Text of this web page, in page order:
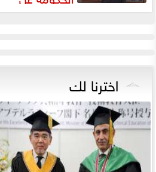
ملاحظات «المركزي للمحاسبات»
اخترنا لك